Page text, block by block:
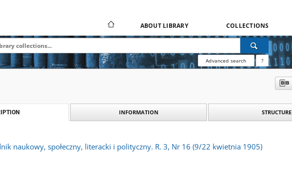
ABOUT LIBRARY COLLECTIONS
Advanced search ?
INFORMATION STRUCTURE
naukowy, społeczny, literacki i polityczny. R. 3, Nr 16 (9/22 kwietnia 1905)